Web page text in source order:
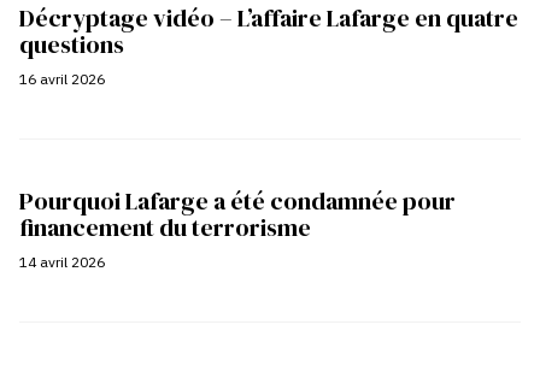
Décryptage vidéo – L’affaire Lafarge en quatre
questions
16 avril 2026
Pourquoi Lafarge a été condamnée pour
financement du terrorisme
14 avril 2026